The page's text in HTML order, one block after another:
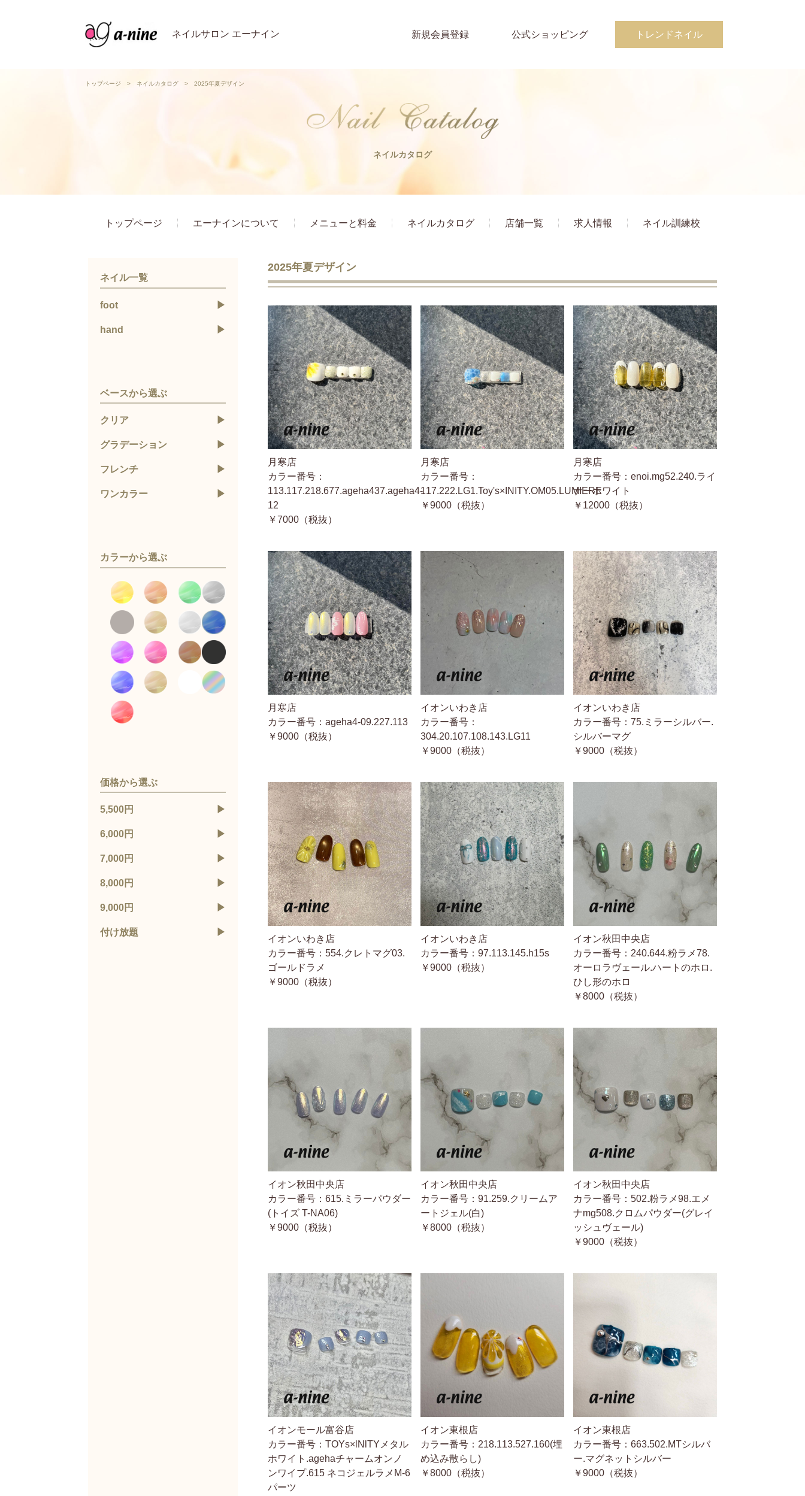
ネイルサロン エーナイン 新規会員登録 公式ショッピング トレンドネイル
トップページ > ネイルカタログ > 2025年夏デザイン
ネイルカタログ
トップページ エーナインについて メニューと料金 ネイルカタログ 店舗一覧 求人情報 ネイル訓練校
ネイル一覧
foot
hand
ベースから選ぶ
クリア
グラデーション
フレンチ
ワンカラー
カラーから選ぶ
価格から選ぶ
5,500円
6,000円
7,000円
8,000円
9,000円
付け放題
2025年夏デザイン
月寒店
カラー番号：
113.117.218.677.ageha437.ageha4-
12
￥7000（税抜）
月寒店
カラー番号：
117.222.LG1.Toy's×INITY.OM05.LUMIERE
￥9000（税抜）
月寒店
カラー番号：enoi.mg52.240.ライ
ナーホワイト
￥12000（税抜）
月寒店
カラー番号：ageha4-09.227.113
￥9000（税抜）
イオンいわき店
カラー番号：
304.20.107.108.143.LG11
￥9000（税抜）
イオンいわき店
カラー番号：75.ミラーシルバー.
シルバーマグ
￥9000（税抜）
イオンいわき店
カラー番号：554.クレトマグ03.
ゴールドラメ
￥9000（税抜）
イオンいわき店
カラー番号：97.113.145.h15s
￥9000（税抜）
イオン秋田中央店
カラー番号：240.644.粉ラメ78.
オーロラヴェール.ハートのホロ.
ひし形のホロ
￥8000（税抜）
イオン秋田中央店
カラー番号：615.ミラーパウダー
(トイズ T-NA06)
￥9000（税抜）
イオン秋田中央店
カラー番号：91.259.クリームア
ートジェル(白)
￥8000（税抜）
イオン秋田中央店
カラー番号：502.粉ラメ98.エメ
ナmg508.クロムパウダー(グレイ
ッシュヴェール)
￥9000（税抜）
イオンモール富谷店
カラー番号：TOYs×lNlTYメタル
ホワイト.agehaチャームオンノ
ンワイプ.615 ネコジェルラメM-6
パーツ
イオン東根店
カラー番号：218.113.527.160(埋
め込み散らし)
￥8000（税抜）
イオン東根店
カラー番号：663.502.MTシルバ
ー.マグネットシルバー
￥9000（税抜）